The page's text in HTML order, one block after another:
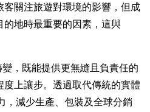
關注旅遊對環境的影響，但成
地時最重要的因素，這與
，既能提供更無縫且負責任的
上讓步。透過取代傳統的實體
，減少生產、包裝及全球分銷